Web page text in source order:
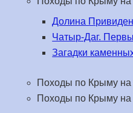
Долина
Чатыр-Даг.
Загадки
Походы по Крыму на
Походы по Крыму на